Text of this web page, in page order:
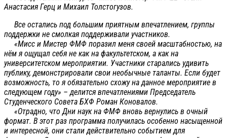
Анастасия Герц и Михаил Толстогузов.
Все остались под большим приятным впечатлением, группы
поддержки не смолкая поддерживали участников.
«Мисс и Мистер ФМФ поразил меня своей масштабностью, на
нём я ощущал себя не как на факультетском, а как на
университетском мероприятии. Участники старались удивить
публику, демонстрировали свои необычные таланты. Если будет
возможность, то я обязательно схожу на данное мероприятие в
следующем году» – делится впечатлениями Председатель
Студенческого Совета БХФ Роман Коновалов.
«Отрадно, что Дни наук на ФМФ вновь вернулись в очный
формат. В этот раз программа получилась особенно насыщенной
и интересной, они стали действительно событием для